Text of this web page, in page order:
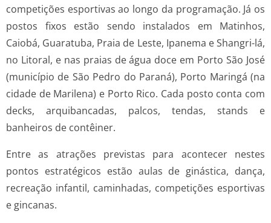
competições esportivas ao longo da programação. Já os
postos fixos estão sendo instalados em Matinhos,
Caiobá, Guaratuba, Praia de Leste, Ipanema e Shangri-lá,
no Litoral, e nas praias de água doce em Porto São José
(município de São Pedro do Paraná), Porto Maringá (na
cidade de Marilena) e Porto Rico. Cada posto conta com
decks, arquibancadas, palcos, tendas, stands e
banheiros de contêiner.
Entre as atrações previstas para acontecer nestes
pontos estratégicos estão aulas de ginástica, dança,
recreação infantil, caminhadas, competições esportivas
e gincanas.